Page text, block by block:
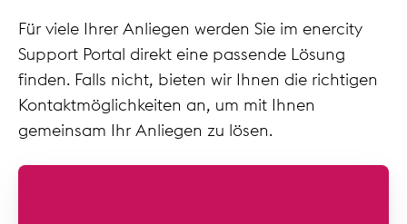
Für viele Ihrer Anliegen werden Sie im enercity
Support Portal direkt eine passende Lösung
finden. Falls nicht, bieten wir Ihnen die richtigen
Kontaktmöglichkeiten an, um mit Ihnen
gemeinsam Ihr Anliegen zu lösen.